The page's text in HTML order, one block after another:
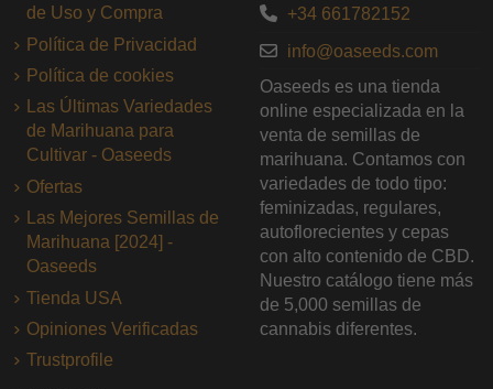
de Uso y Compra
Política de Privacidad
Política de cookies
Las Últimas Variedades
de Marihuana para
Cultivar - Oaseeds
Ofertas
Las Mejores Semillas de
Marihuana [2024] -
Oaseeds
Tienda USA
Opiniones Verificadas
Trustprofile
+34 661782152
info@oaseeds.com
Oaseeds es una tienda
online especializada en la
venta de semillas de
marihuana. Contamos con
variedades de todo tipo:
feminizadas, regulares,
autoflorecientes y cepas
con alto contenido de CBD.
Nuestro catálogo tiene más
de 5,000 semillas de
cannabis diferentes.